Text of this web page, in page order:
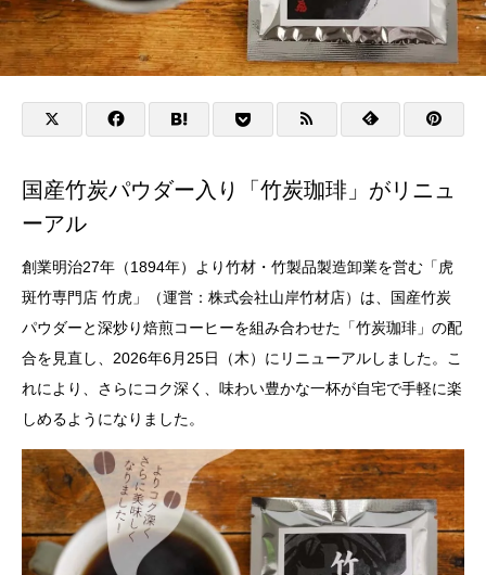
国産竹炭パウダー入り「竹炭珈琲」がリニュ
ーアル
創業明治27年（1894年）より竹材・竹製品製造卸業を営む「虎
斑竹専門店 竹虎」（運営：株式会社山岸竹材店）は、国産竹炭
パウダーと深炒り焙煎コーヒーを組み合わせた「竹炭珈琲」の配
合を見直し、2026年6月25日（木）にリニューアルしました。こ
れにより、さらにコク深く、味わい豊かな一杯が自宅で手軽に楽
しめるようになりました。